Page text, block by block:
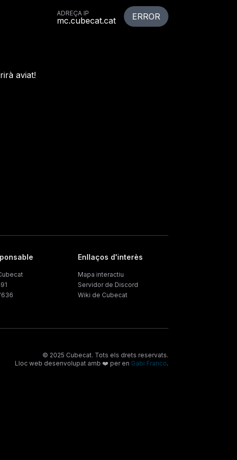
ADREÇA IP
mc.cubecat.cat ERROR
aviat!
Enllaços d'interès
Mapa interactiu
Servidor de Discord
Wiki de Cubecat
© 2025 Cubecat. Tots els drets reservats.
Lloc web desenvolupat amb ❤️ per en Gabi Franco.